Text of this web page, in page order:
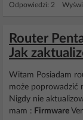
Odpowiedzi: 2
Router
Jak
Witam Posiadam
może poprowadzić
Nigdy nie
mam : Firmware